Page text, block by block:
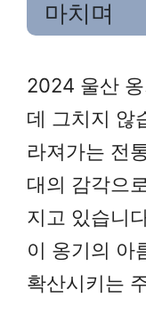
마치며
2024 울산
데 그치지 않
라져가는 전
대의 감각으
지고 있습니
이 옹기의 아
확산시키는